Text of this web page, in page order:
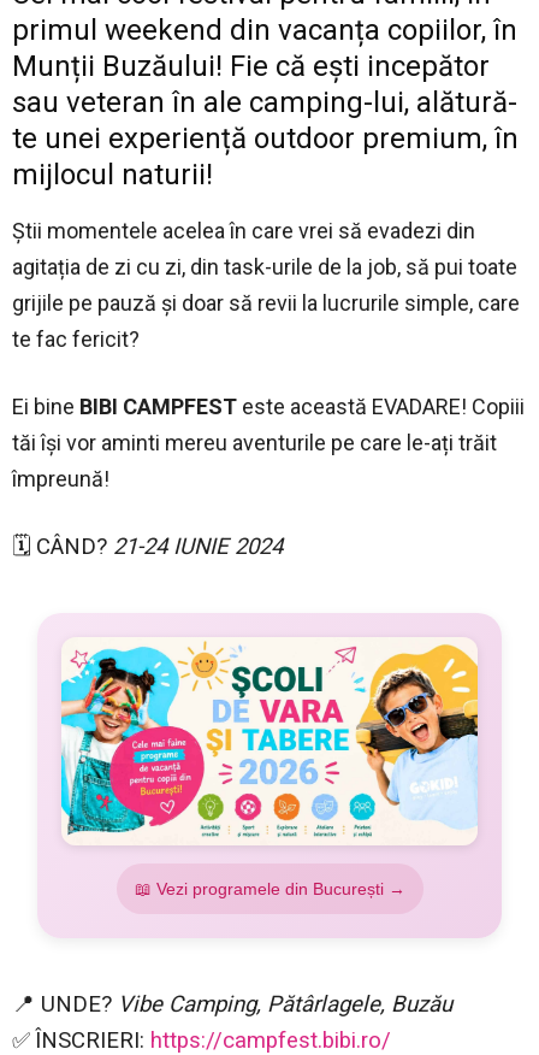
primul weekend din vacanța copiilor, în
Munții Buzăului! Fie că ești incepător
sau veteran în ale camping-lui, alătură-
te unei experiență outdoor premium, în
mijlocul naturii!
Știi momentele acelea în care vrei să evadezi din
agitația de zi cu zi, din task-urile de la job, să pui toate
grijile pe pauză și doar să revii la lucrurile simple, care
te fac fericit?
Ei bine BIBI CAMPFEST este această EVADARE! Copiii
tăi își vor aminti mereu aventurile pe care le-ați trăit
împreună!
🗓️ CÂND? 21-24 IUNIE 2024
📖 Vezi programele din București →
📍 UNDE? Vibe Camping, Pătârlagele, Buzău
✅ÎNSCRIERI: https://campfest.bibi.ro/